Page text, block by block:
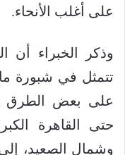
على أغلب الأنحاء.
وذكر الخبراء أن
تتمثل في شبورة
على بعض الطرق
حتى القاهرة
وشمال الصعيد،